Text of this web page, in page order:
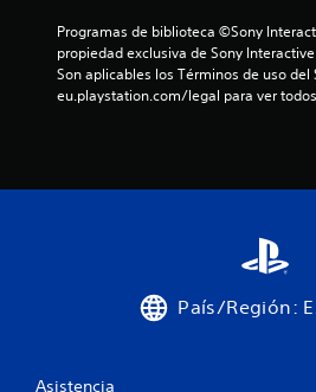
Programas de biblioteca ©Sony
propiedad exclusiva de Sony
Son aplicables los Términos de uso del
eu.playstation.com/legal para ver
País/Región:
Asistencia